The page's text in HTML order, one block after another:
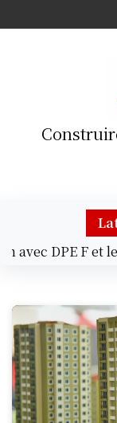
k
DPE F et les